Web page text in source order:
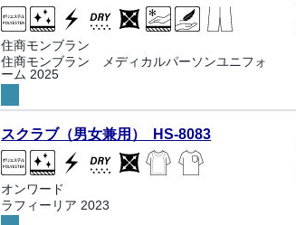
住商モンブラン
住商モンブラン メディカルパーソンユニフォ
ーム 2025
スクラブ（男女兼用） HS-8083
オンワード
ラフィーリア 2023